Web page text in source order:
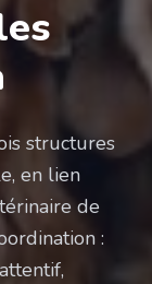
structures
en lien
de
: